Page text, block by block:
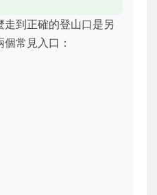
到正確的登山口是另
常見入口：